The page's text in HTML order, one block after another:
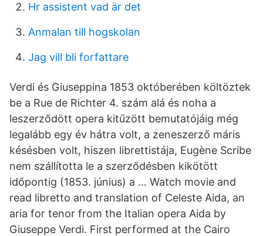
Hr assistent vad är det
Anmalan till hogskolan
Jag vill bli forfattare
Verdi és Giuseppina 1853 októberében költöztek
be a Rue de Richter 4. szám alá és noha a
leszerződött opera kitűzött bemutatójáig még
legalább egy év hátra volt, a zeneszerző máris
késésben volt, hiszen librettistája, Eugène Scribe
nem szállította le a szerződésben kikötött
időpontig (1853. június) a … Watch movie and
read libretto and translation of Celeste Aida, an
aria for tenor from the Italian opera Aida by
Giuseppe Verdi. First performed at the Cairo